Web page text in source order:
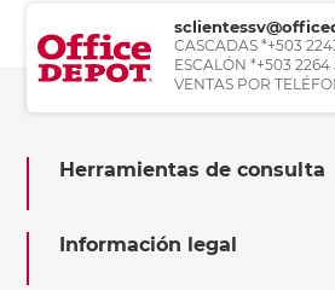
CASCADAS *+503
ESCALÓN *+503 2264
VENTAS POR
Herramientas de consulta
Información legal